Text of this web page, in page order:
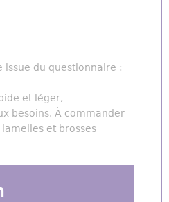
issue du questionnaire :
et léger,
besoins. À commander
et brosses